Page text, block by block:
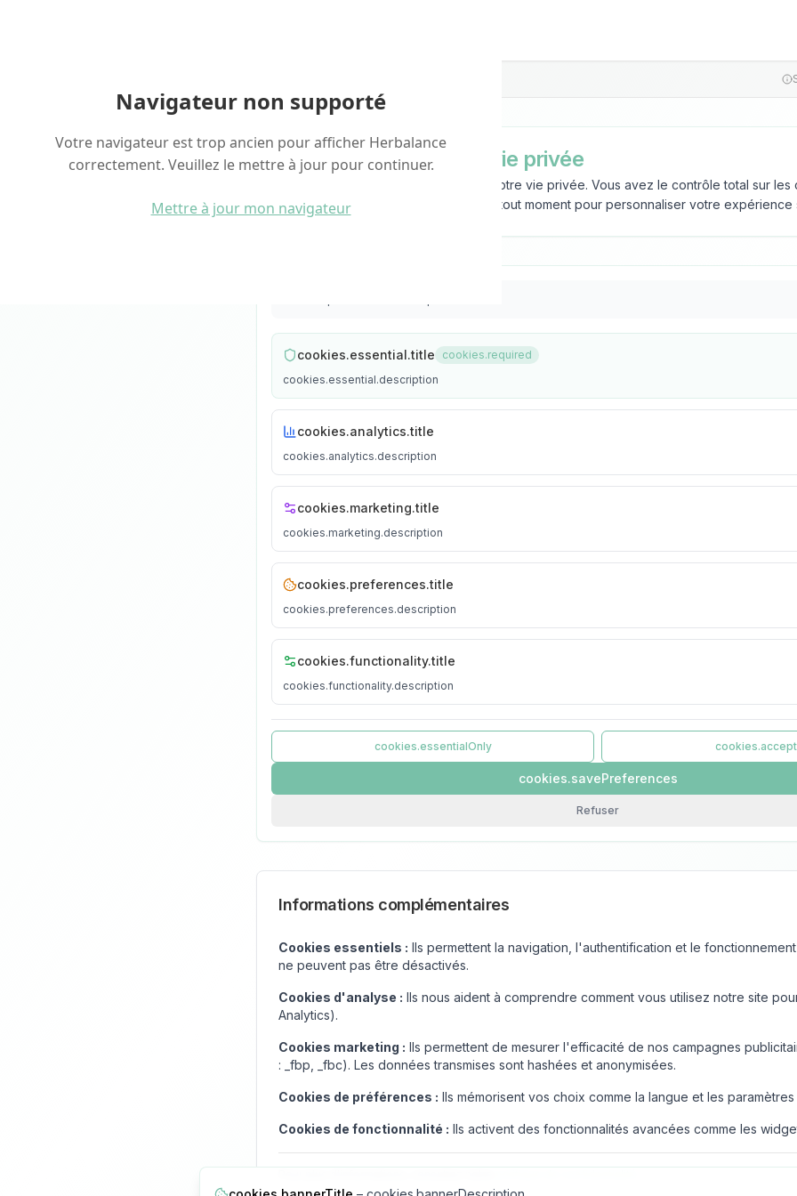
Navigateur non supporté
Votre navigateur est trop ancien pour afficher Herbalance
correctement. Veuillez le mettre à jour pour continuer.
Mettre à jour mon navigateur
Protection de votre vie privée
Chez Herbalance, nous respectons votre vie privée. Vous avez le contrôle total sur
utilisons. Modifiez vos préférences à tout moment pour personnaliser votre expérience
cookies.essential.title
cookies.required
cookies.essential.description
cookies.analytics.title
cookies.analytics.description
cookies.marketing.title
cookies.marketing.description
cookies.preferences.title
cookies.preferences.description
cookies.functionality.title
cookies.functionality.description
cookies.essentialOnly
cookies.savePreferences
Refuser
Informations complémentaires
Cookies essentiels : Ils permettent la navigation, l'authentification et le
ne peuvent pas être désactivés.
Cookies d'analyse : Ils nous aident à comprendre comment vous utilisez notre site
Analytics).
Cookies marketing : Ils permettent de mesurer l'efficacité de nos campagnes
: _fbp, _fbc). Les données transmises sont hashées et anonymisées.
Cookies de préférences : Ils mémorisent vos choix comme la langue et les
Cookies de fonctionnalité : Ils activent des fonctionnalités avancées comme les